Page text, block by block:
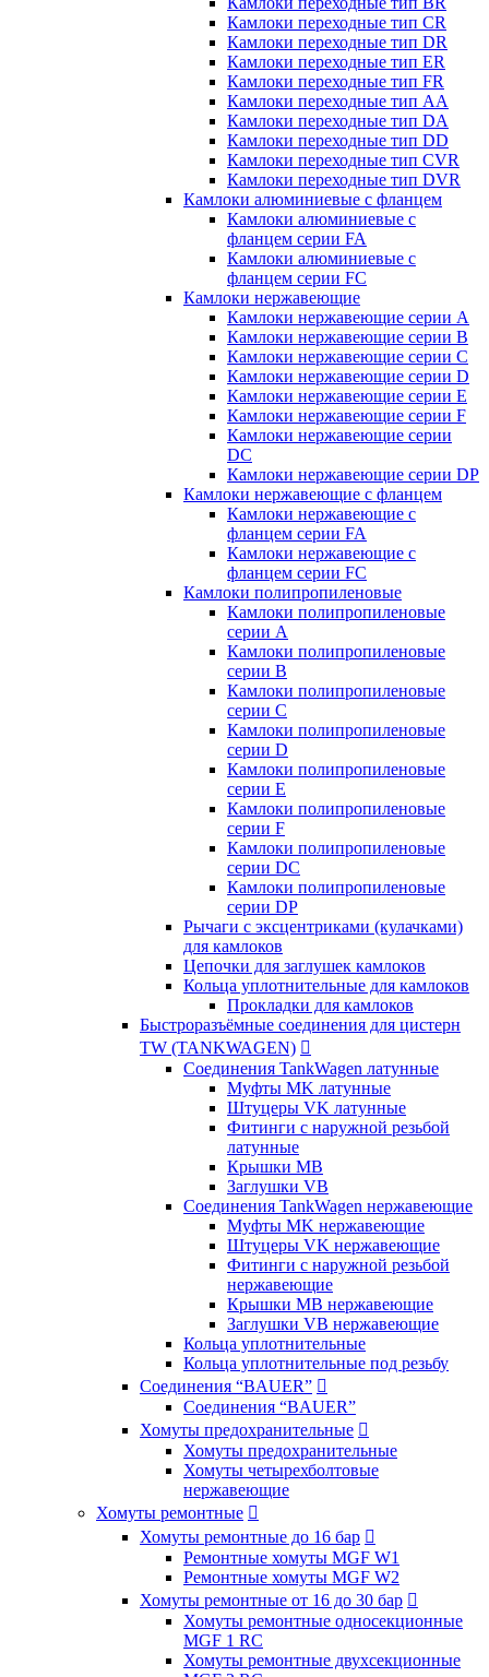
Камлоки переходные тип CR
Камлоки переходные тип DR
Камлоки переходные тип ER
Камлоки переходные тип FR
Камлоки переходные тип AA
Камлоки переходные тип DA
Камлоки переходные тип DD
Камлоки переходные тип CVR
Камлоки переходные тип DVR
Камлоки алюминиевые с фланцем
Камлоки алюминиевые с
фланцем серии FA
Камлоки алюминиевые с
фланцем серии FC
Камлоки нержавеющие
Камлоки нержавеющие серии А
Камлоки нержавеющие серии В
Камлоки нержавеющие серии C
Камлоки нержавеющие серии D
Камлоки нержавеющие серии E
Камлоки нержавеющие серии F
Камлоки нержавеющие серии
DC
Камлоки нержавеющие серии DP
Камлоки нержавеющие с фланцем
Камлоки нержавеющие с
фланцем серии FA
Камлоки нержавеющие с
фланцем серии FC
Камлоки полипропиленовые
Камлоки полипропиленовые
серии А
Камлоки полипропиленовые
серии B
Камлоки полипропиленовые
серии C
Камлоки полипропиленовые
серии D
Камлоки полипропиленовые
серии Е
Камлоки полипропиленовые
серии F
Камлоки полипропиленовые
серии DC
Камлоки полипропиленовые
серии DP
Рычаги с эксцентриками (кулачками)
для камлоков
Цепочки для заглушек камлоков
Кольца уплотнительные для камлоков
Прокладки для камлоков
Быстроразъёмные соединения для цистерн
TW (TANKWAGEN) 
Соединения TankWagen латунные
Муфты MK латунные
Штуцеры VK латунные
Фитинги с наружной резьбой
латунные
Крышки MB
Заглушки VB
Соединения TankWagen нержавеющие
Муфты MK нержавеющие
Штуцеры VK нержавеющие
Фитинги с наружной резьбой
нержавеющие
Крышки MB нержавеющие
Заглушки VB нержавеющие
Кольца уплотнительные
Кольца уплотнительные под резьбу
Соединения “BAUER” 
Соединения “BAUER”
Хомуты предохранительные 
Хомуты предохранительные
Хомуты четырехболтовые
нержавеющие
Хомуты ремонтные 
Хомуты ремонтные до 16 бар 
Ремонтные хомуты MGF W1
Ремонтные хомуты MGF W2
Хомуты ремонтные от 16 до 30 бар 
Хомуты ремонтные односекционные
MGF 1 RC
Хомуты ремонтные двухсекционные